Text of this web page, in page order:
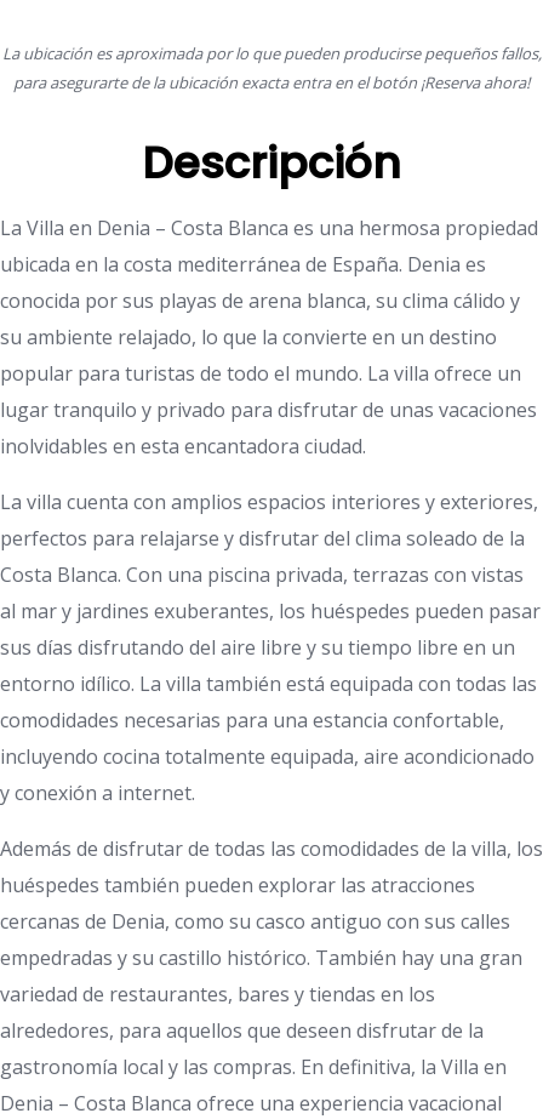
La ubicación es aproximada por lo que pueden producirse pequeños fallos,
para asegurarte de la ubicación exacta entra en el botón ¡Reserva ahora!
Descripción
La Villa en Denia – Costa Blanca es una hermosa propiedad
ubicada en la costa mediterránea de España. Denia es
conocida por sus playas de arena blanca, su clima cálido y
su ambiente relajado, lo que la convierte en un destino
popular para turistas de todo el mundo. La villa ofrece un
lugar tranquilo y privado para disfrutar de unas vacaciones
inolvidables en esta encantadora ciudad.
La villa cuenta con amplios espacios interiores y exteriores,
perfectos para relajarse y disfrutar del clima soleado de la
Costa Blanca. Con una piscina privada, terrazas con vistas
al mar y jardines exuberantes, los huéspedes pueden pasar
sus días disfrutando del aire libre y su tiempo libre en un
entorno idílico. La villa también está equipada con todas las
comodidades necesarias para una estancia confortable,
incluyendo cocina totalmente equipada, aire acondicionado
y conexión a internet.
Además de disfrutar de todas las comodidades de la villa, los
huéspedes también pueden explorar las atracciones
cercanas de Denia, como su casco antiguo con sus calles
empedradas y su castillo histórico. También hay una gran
variedad de restaurantes, bares y tiendas en los
alrededores, para aquellos que deseen disfrutar de la
gastronomía local y las compras. En definitiva, la Villa en
Denia – Costa Blanca ofrece una experiencia vacacional